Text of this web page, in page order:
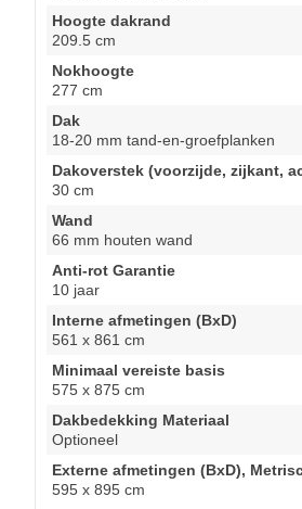
Hoogte dakrand
209.5 cm
Nokhoogte
277 cm
Dak
18-20 mm tand-en-groefplanken
Dakoverstek (voorzijde, zijkant,
30 cm
Wand
66 mm houten wand
Anti-rot Garantie
10 jaar
Interne afmetingen (BxD)
561 x 861 cm
Minimaal vereiste basis
575 x 875 cm
Dakbedekking Materiaal
Optioneel
Externe afmetingen (BxD),
595 x 895 cm